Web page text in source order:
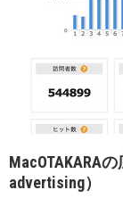
MacOTAKARA
advertising）